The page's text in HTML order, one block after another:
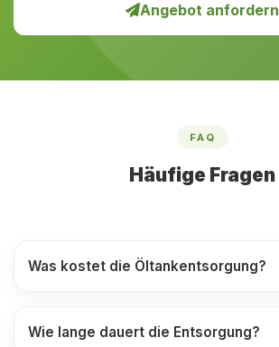
Angebot anfordern
FAQ
Häufige Fragen
Was kostet die Öltankentsorgung?
Wie lange dauert die Entsorgung?